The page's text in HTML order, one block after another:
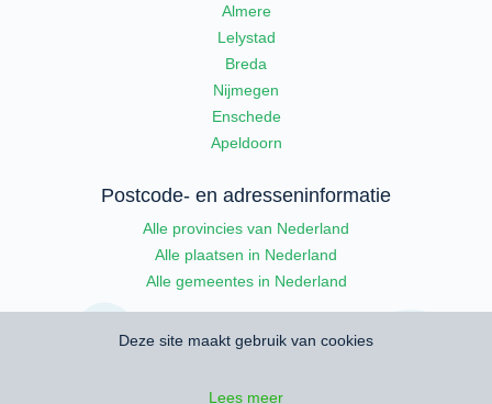
Almere
Lelystad
Breda
Nijmegen
Enschede
Apeldoorn
Postcode- en adresseninformatie
Alle provincies van Nederland
Alle plaatsen in Nederland
Alle gemeentes in Nederland
Deze site maakt gebruik van cookies
Lees meer